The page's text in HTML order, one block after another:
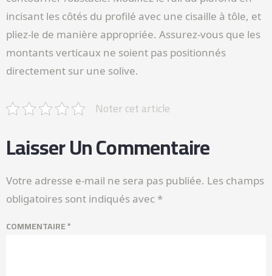
incisant les côtés du profilé avec une cisaille à tôle, et
pliez-le de manière appropriée. Assurez-vous que les
montants verticaux ne soient pas positionnés
directement sur une solive.
Noter cet article
Laisser Un Commentaire
Votre adresse e-mail ne sera pas publiée. Les champs
obligatoires sont indiqués avec *
COMMENTAIRE*